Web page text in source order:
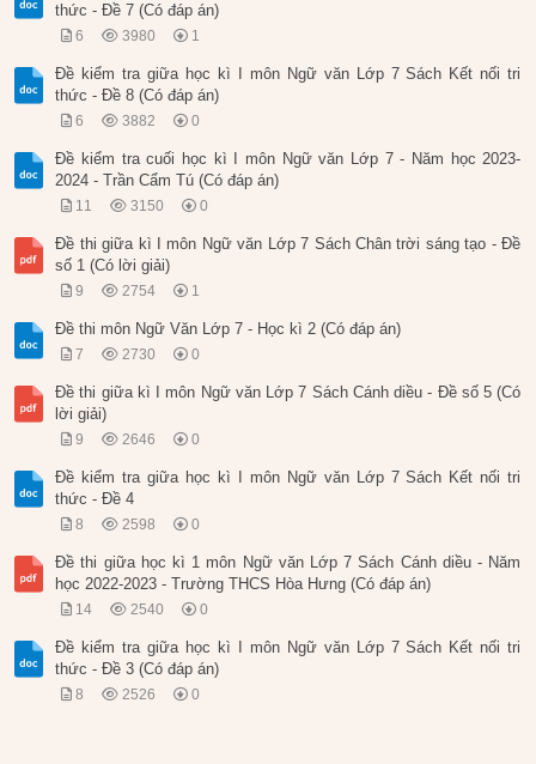
thức - Đề 7 (Có đáp án)
6 3980 1
Đề kiểm tra giữa học kì I môn Ngữ văn Lớp 7 Sách Kết nối tri
thức - Đề 8 (Có đáp án)
6 3882 0
Đề kiểm tra cuối học kì I môn Ngữ văn Lớp 7 - Năm học 2023-
2024 - Trần Cẩm Tú (Có đáp án)
11 3150 0
Đề thi giữa kì I môn Ngữ văn Lớp 7 Sách Chân trời sáng tạo - Đề
số 1 (Có lời giải)
9 2754 1
Đề thi môn Ngữ Văn Lớp 7 - Học kì 2 (Có đáp án)
7 2730 0
Đề thi giữa kì I môn Ngữ văn Lớp 7 Sách Cánh diều - Đề số 5 (Có
lời giải)
9 2646 0
Đề kiểm tra giữa học kì I môn Ngữ văn Lớp 7 Sách Kết nối tri
thức - Đề 4
8 2598 0
Đề thi giữa học kì 1 môn Ngữ văn Lớp 7 Sách Cánh diều - Năm
học 2022-2023 - Trường THCS Hòa Hưng (Có đáp án)
14 2540 0
Đề kiểm tra giữa học kì I môn Ngữ văn Lớp 7 Sách Kết nối tri
thức - Đề 3 (Có đáp án)
8 2526 0